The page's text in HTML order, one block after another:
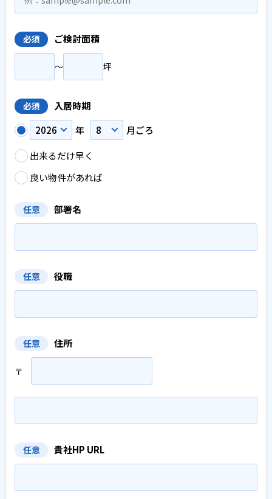
必須 ご検討面積
〜 坪
必須
入居時期
年
月ごろ
出来るだけ早く
良い物件があれば
任意 部署名
任意 役職
任意 住所
〒
任意 貴社HP URL